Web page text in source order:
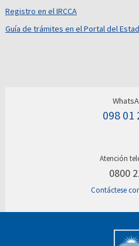
Registro en el IRCCA
Guía de trámites en el Portal del
098 01
Atención
0800
Contáctese